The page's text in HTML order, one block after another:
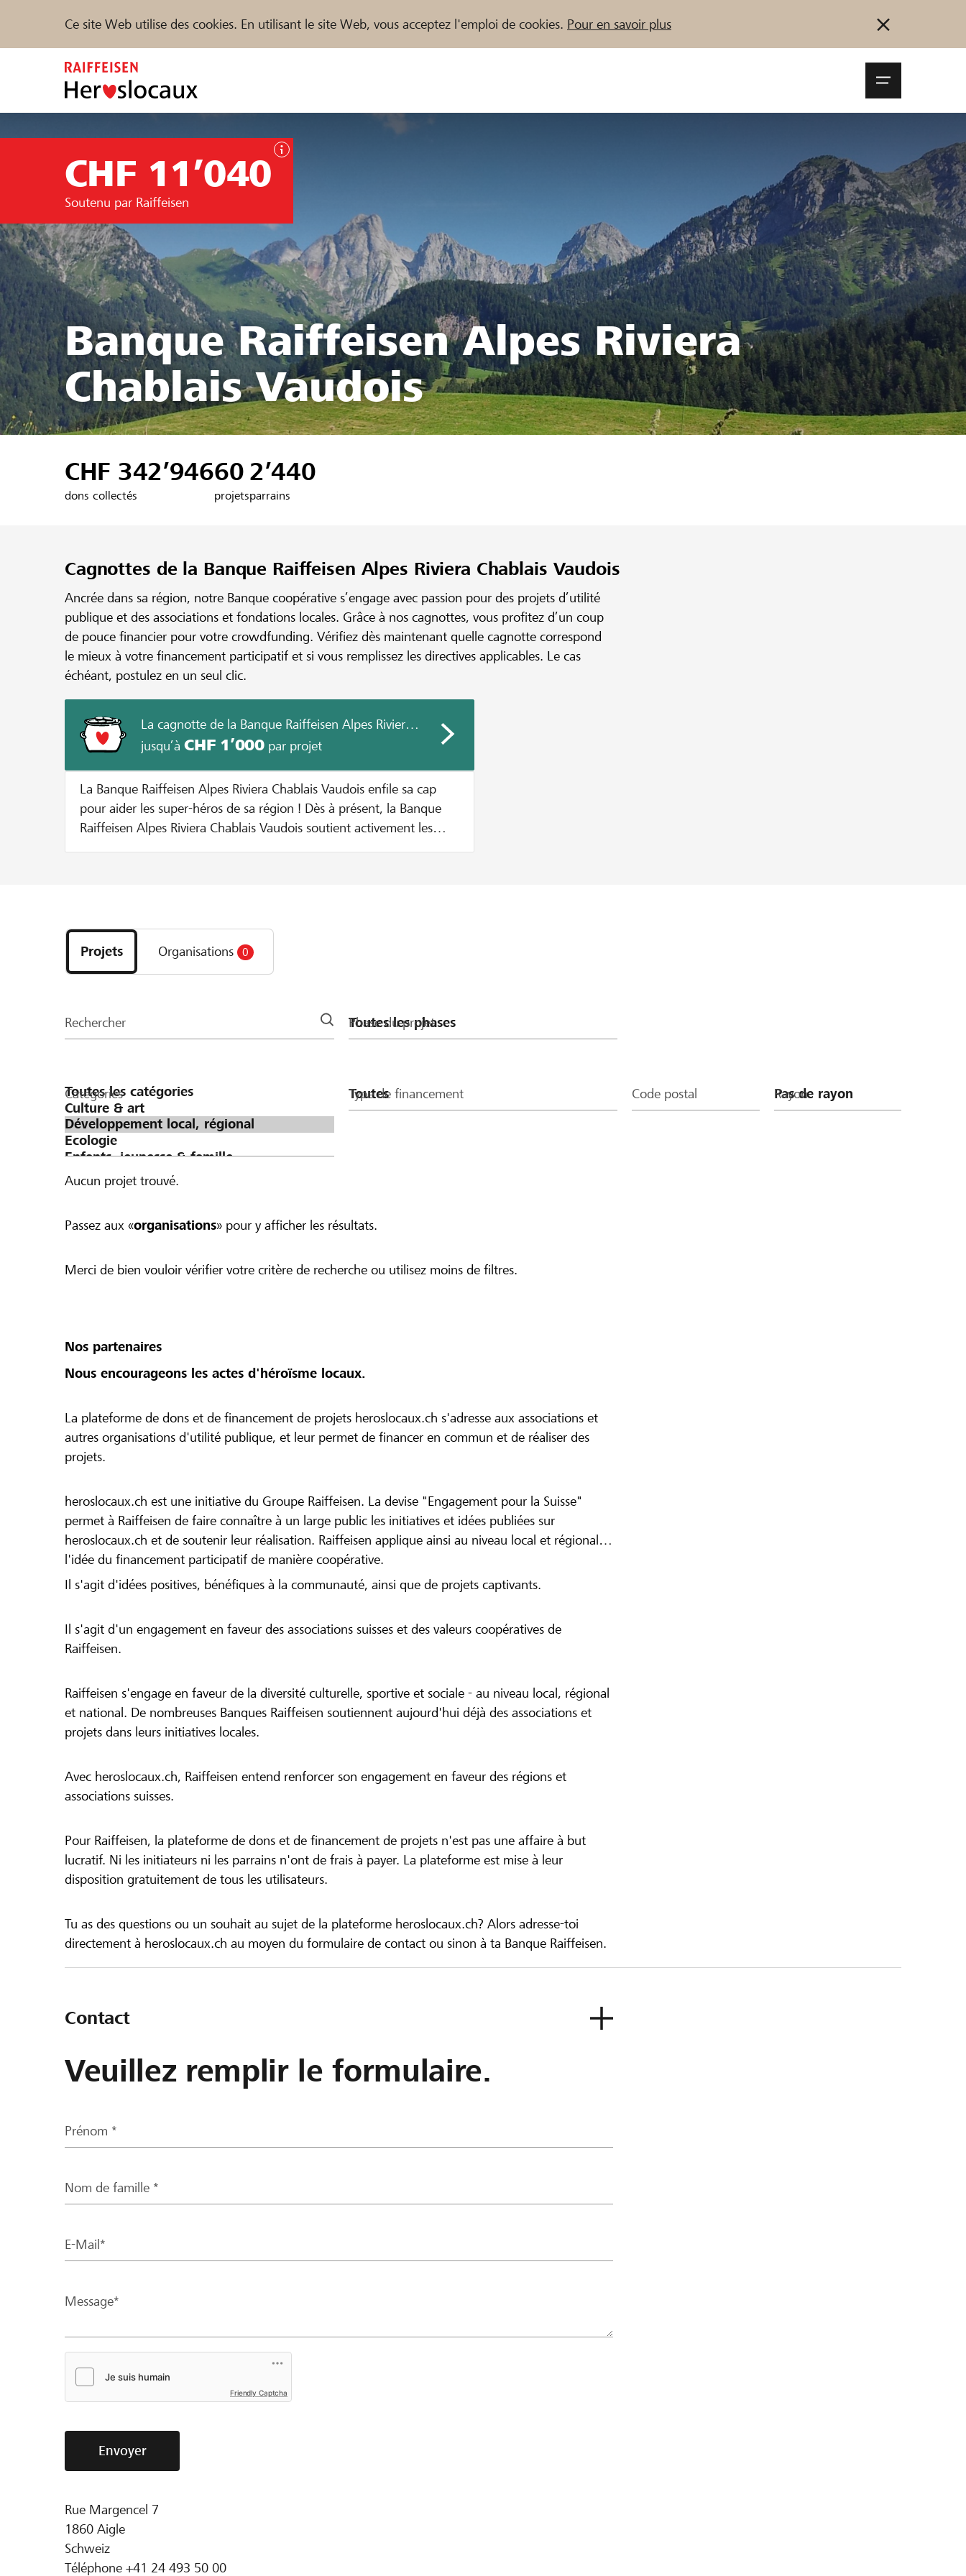
Ce site Web utilise des cookies. En utilisant le site Web, vous acceptez l'emploi de cookies. Pour en savoir plus
Trouvez des projets et des organisations Démarrez maintenant
DE FR IT
CHF 11’040
Soutenu par Raiffeisen
Banque Raiffeisen Alpes Riviera
Chablais Vaudois
CHF 342’946
dons collectés
60
projets
2’440
parrains
Cagnottes de la Banque Raiffeisen Alpes Riviera Chablais Vaudois
Ancrée dans sa région, notre Banque coopérative s’engage avec passion pour des projets d’utilité
publique et des associations et fondations locales. Grâce à nos cagnottes, vous profitez d’un coup
de pouce financier pour votre crowdfunding. Vérifiez dès maintenant quelle cagnotte correspond
le mieux à votre financement participatif et si vous remplissez les directives applicables. Le cas
échéant, postulez en un seul clic.
La cagnotte de la Banque Raiffeisen Alpes Riviera Chablais Vaudois
jusqu’à CHF 1’000par projet
La Banque Raiffeisen Alpes Riviera Chablais Vaudois enfile sa cap
pour aider les super-héros de sa région ! Dès à présent, la Banque
Raiffeisen Alpes Riviera Chablais Vaudois soutient activement les
projet et au maximum CHF 1’000 de la cagnotte sont versés par
projet Exemple: Pour un don de CHF 20, le montant est doublé et
les
projets
et
la
Projets Organisations 0
Rechercher Phase du projet
Catégories Type de financement Code postal Rayon
Aucun projet trouvé.
Passez aux «organisations» pour y afficher les résultats.
Merci de bien vouloir vérifier votre critère de recherche ou utilisez moins de filtres.
Nos partenaires
Nous encourageons les actes d'héroïsme locaux.
La plateforme de dons et de financement de projets heroslocaux.ch s'adresse aux associations et
autres organisations d'utilité publique, et leur permet de financer en commun et de réaliser des
projets.
heroslocaux.ch est une initiative du Groupe Raiffeisen. La devise "Engagement pour la Suisse"
permet à Raiffeisen de faire connaître à un large public les initiatives et idées publiées sur
heroslocaux.ch et de soutenir leur réalisation. Raiffeisen applique ainsi au niveau local et régional
l'idée du financement participatif de manière coopérative.
Il s'agit d'idées positives, bénéfiques à la communauté, ainsi que de projets captivants.
Il s'agit d'un engagement en faveur des associations suisses et des valeurs coopératives de
Raiffeisen.
Raiffeisen s'engage en faveur de la diversité culturelle, sportive et sociale - au niveau local, régional
et national. De nombreuses Banques Raiffeisen soutiennent aujourd'hui déjà des associations et
projets dans leurs initiatives locales.
Avec heroslocaux.ch, Raiffeisen entend renforcer son engagement en faveur des régions et
associations suisses.
Pour Raiffeisen, la plateforme de dons et de financement de projets n'est pas une affaire à but
lucratif. Ni les initiateurs ni les parrains n'ont de frais à payer. La plateforme est mise à leur
disposition gratuitement de tous les utilisateurs.
Tu as des questions ou un souhait au sujet de la plateforme heroslocaux.ch? Alors adresse-toi
directement à heroslocaux.ch au moyen du formulaire de contact ou sinon à ta Banque Raiffeisen.
Contact
Veuillez remplir le formulaire.
Prénom *
Nom de famille *
E-Mail*
Message*
Friendly Captcha
Envoyer
Rue Margencel 7
1860 Aigle
Schweiz
Téléphone +41 24 493 50 00